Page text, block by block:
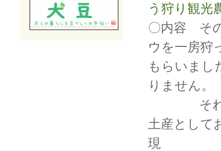
う狩り観
〇内容 そ
ウを一房狩
もらいまし
りません。
それ以
土産として
現 地で